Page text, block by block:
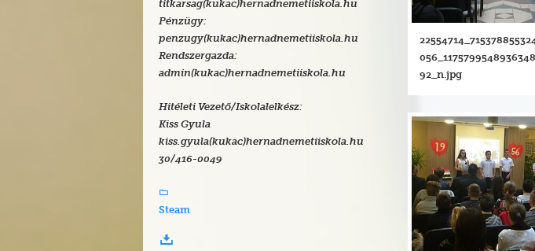
titkarsag(kukac)hernadnemetiiskola.hu
Pénzügy:
penzugy(kukac)hernadnemetiiskola.hu
Rendszergazda:
admin(kukac)hernadnemetiiskola.hu
Hitéleti Vezető/Iskolalelkész:
Kiss Gyula
kiss.gyula(kukac)hernadnemetiiskola.hu
30/416-0049
Steam
92_n.jpg